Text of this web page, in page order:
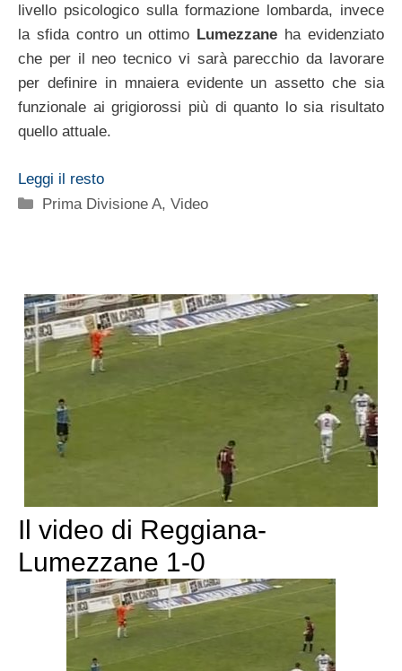
livello psicologico sulla formazione lombarda, invece
la sfida contro un ottimo Lumezzane ha evidenziato
che per il neo tecnico vi sarà parecchio da lavorare
per definire in mnaiera evidente un assetto che sia
funzionale ai grigiorossi più di quanto lo sia risultato
quello attuale.
Leggi il resto
Categorie
Prima Divisione A,Video
Il video di Reggiana-
Lumezzane 1-0